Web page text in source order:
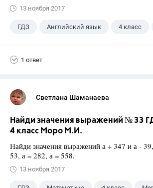
13 ноября 2017
ГДЗ Английский язык 4 класс
1 ответ
Светлана Шаманаева
Найди значения выражений № 33
4 класс Моро М.И.
Найди значения выражений а + 347 и а -
53, а = 282, а = 558.
13 ноября 2017